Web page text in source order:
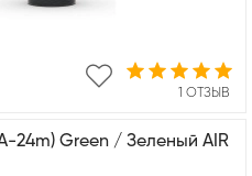
1 ОТЗЫВ
24m) Green / Зеленый AIR